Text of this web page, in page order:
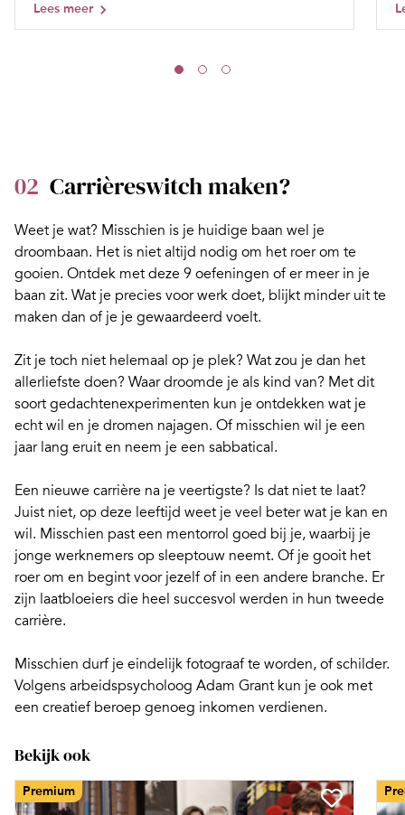
Lees meer
02 Carrièreswitch maken?
Weet je wat? Misschien is je huidige baan wel je
droombaan. Het is niet altijd nodig om het roer om te
gooien. Ontdek met deze 9 oefeningen of er meer in je
baan zit. Wat je precies voor werk doet, blijkt minder uit te
maken dan of je je gewaardeerd voelt.
Zit je toch niet helemaal op je plek? Wat zou je dan het
allerliefste doen? Waar droomde je als kind van? Met dit
soort gedachtenexperimenten kun je ontdekken wat je
echt wil en je dromen najagen. Of misschien wil je een
jaar lang eruit en neem je een sabbatical.
Een nieuwe carrière na je veertigste? Is dat niet te laat?
Juist niet, op deze leeftijd weet je veel beter wat je kan en
wil. Misschien past een mentorrol goed bij je, waarbij je
jonge werknemers op sleeptouw neemt. Of je gooit het
roer om en begint voor jezelf of in een andere branche. Er
zijn laatbloeiers die heel succesvol werden in hun tweede
carrière.
Misschien durf je eindelijk fotograaf te worden, of schilder.
Volgens arbeidspsycholoog Adam Grant kun je ook met
een creatief beroep genoeg inkomen verdienen.
Bekijk ook
Premium